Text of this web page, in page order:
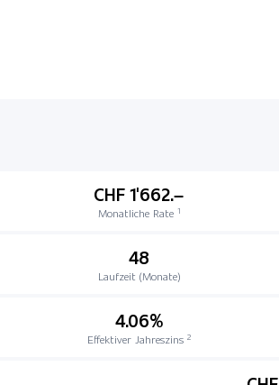
CHF 1'662.–
Monatliche Rate 1
48
Laufzeit (Monate)
4.06%
Effektiver Jahreszins 2